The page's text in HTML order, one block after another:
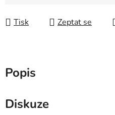
Tisk Zeptat se
Popis
Diskuze